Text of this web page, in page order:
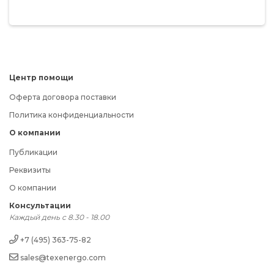
Центр помощи
Оферта договора поставки
Политика конфиденциальности
О компании
Публикации
Реквизиты
О компании
Консультации
Каждый день с 8.30 - 18.00
+7 (495) 363-75-82
sales@texenergo.com